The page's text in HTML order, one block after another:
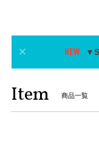
Item 商品一覧